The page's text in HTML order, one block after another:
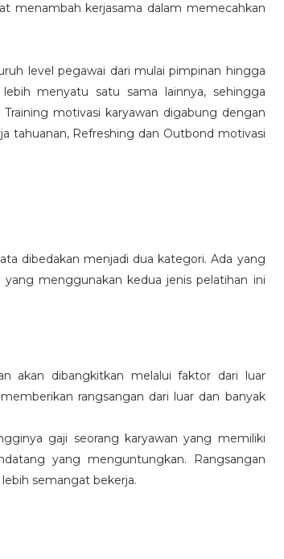
menambah kerjasama dalam memecahkan
level pegawai dari mulai pimpinan hingga
menyatu satu sama lainnya, sehingga
motivasi karyawan digabung dengan
tahuanan, Refreshing dan Outbond motivasi
dibedakan menjadi dua kategori. Ada yang
yang menggunakan kedua jenis pelatihan ini
akan dibangkitkan melalui faktor dari luar
rangsangan dari luar dan banyak
gaji seorang karyawan yang memiliki
yang menguntungkan. Rangsangan
semangat bekerja.